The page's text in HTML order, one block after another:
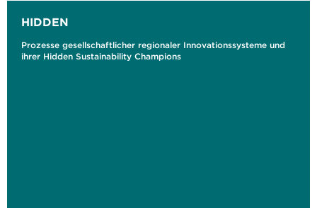
HIDDEN
Prozesse gesellschaftlicher regionaler Innovationssysteme und
ihrer Hidden Sustainability Champions